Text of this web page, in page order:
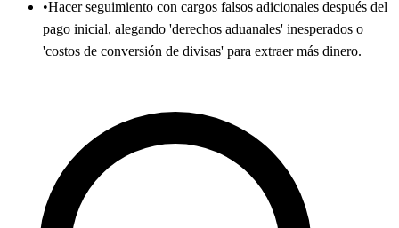
•Hacer seguimiento con cargos falsos adicionales después del
pago inicial, alegando 'derechos aduanales' inesperados o
'costos de conversión de divisas' para extraer más dinero.